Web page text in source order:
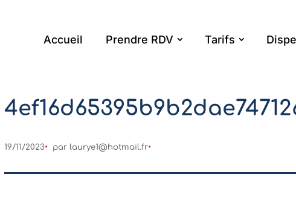
Accueil Prendre RDV Tarifs
19/11/2023 par laurye1@hotmail.fr